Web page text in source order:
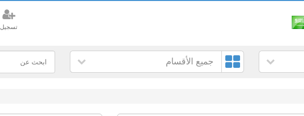
تسجيل
جميع الأقسام